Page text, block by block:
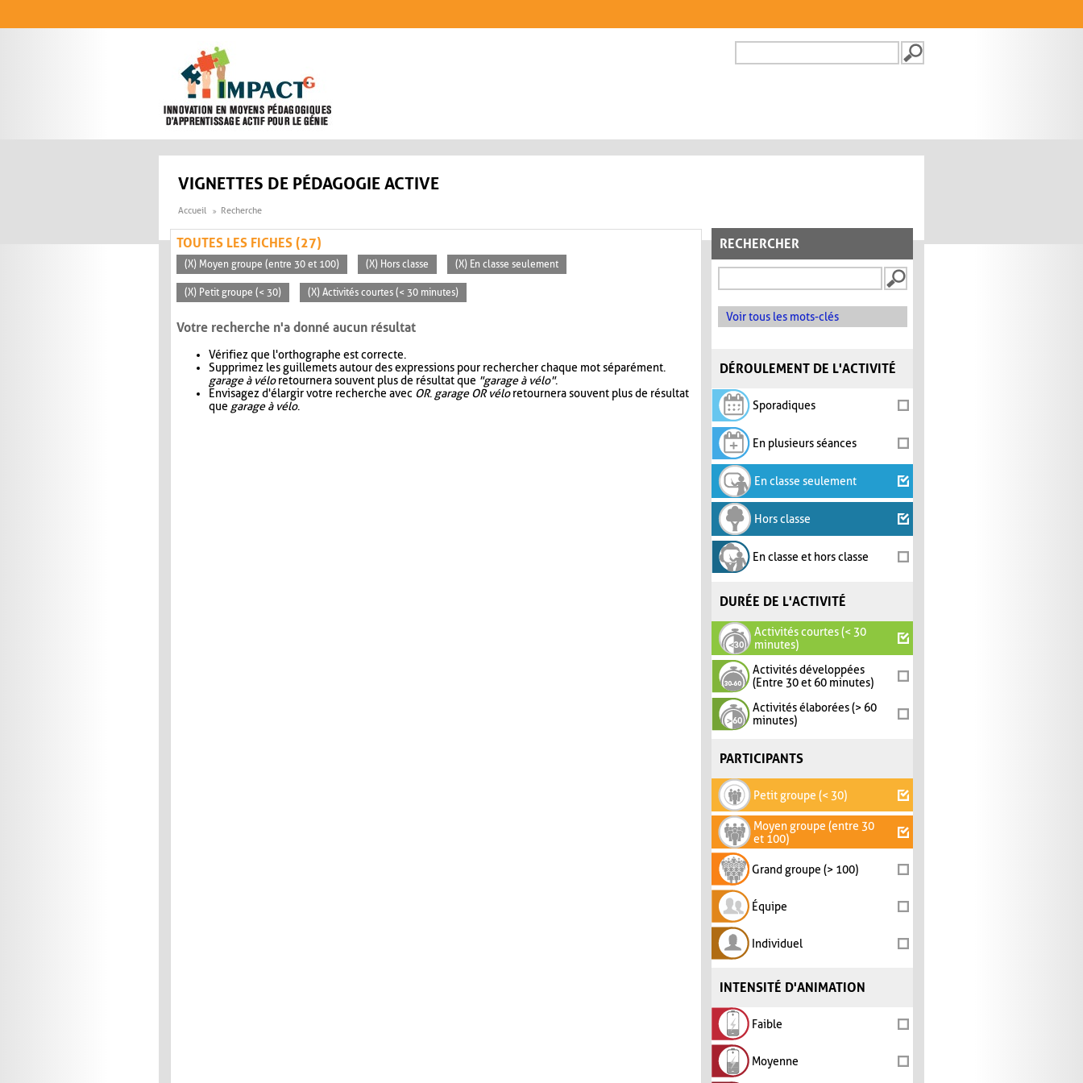
FORMULAIRE DE
VIGNETTES DE PÉDAGOGIE ACTIVE
Accueil Recherche
RECHERCHER
Voir tous les mots-clés
DÉROULEMENT DE L'ACTIVITÉ
Sporadiques
En plusieurs séances
En classe seulement
Hors classe
En classe et hors classe
DURÉE DE L'ACTIVITÉ
Activités courtes (< 30
minutes)
Activités développées
(Entre 30 et 60 minutes)
Activités élaborées (> 60
minutes)
PARTICIPANTS
Petit groupe (< 30)
Moyen groupe (entre 30
et 100)
Grand groupe (> 100)
Équipe
Individuel
INTENSITÉ D'ANIMATION
Faible
Moyenne
TOUTES LES FICHES (27)
(X) Moyen groupe (entre 30 et 100) (X) Hors classe (X) En classe seulement
(X) Petit groupe (< 30) (X) Activités courtes (< 30 minutes)
Votre recherche n'a donné aucun résultat
Vérifiez que l'orthographe est correcte.
Supprimez les guillemets autour des expressions pour rechercher chaque mot séparément.
garage à véloretournera souvent plus de résultat que "garage à vélo".
Envisagez d'élargir votre recherche avec OR. garage OR véloretournera souvent plus de résultat
que garage à vélo.